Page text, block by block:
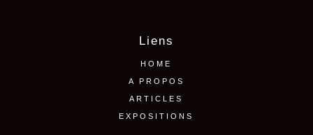
Liens
HOME
A PROPOS
ARTICLES
EXPOSITIONS